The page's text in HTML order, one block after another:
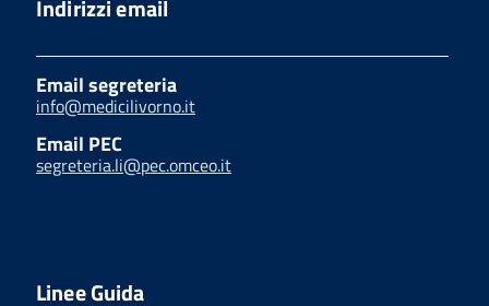
Indirizzi email
Email segreteria
info@medicilivorno.it
Email PEC
segreteria.li@pec.omceo.it
Linee Guida